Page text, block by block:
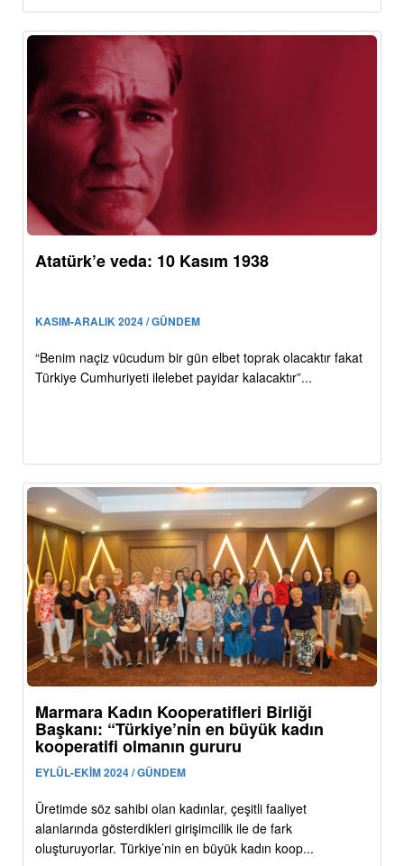
Atatürk’e veda: 10 Kasım 1938
KASIM-ARALIK 2024 / GÜNDEM
“Benim naçiz vücudum bir gün elbet toprak olacaktır fakat
Türkiye Cumhuriyeti ilelebet payidar kalacaktır”...
Marmara Kadın Kooperatifleri Birliği
Başkanı: “Türkiye’nin en büyük kadın
kooperatifi olmanın gururu
EYLÜL-EKİM 2024 / GÜNDEM
Üretimde söz sahibi olan kadınlar, çeşitli faaliyet
alanlarında gösterdikleri girişimcilik ile de fark
oluşturuyorlar. Türkiye’nin en büyük kadın koop...